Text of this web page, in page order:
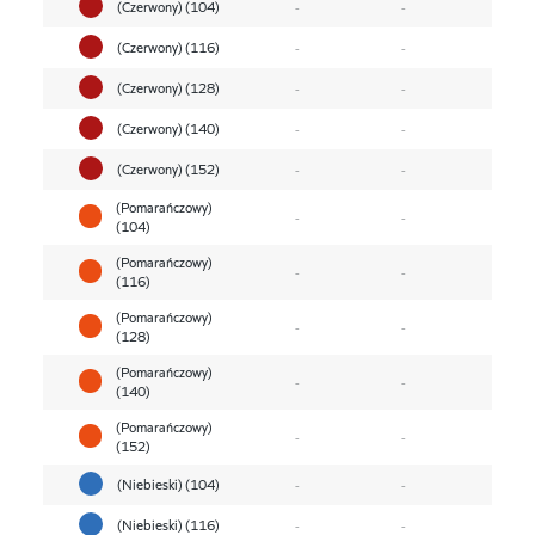
(Czerwony) (104) -
-
(Czerwony) (116)
-
-
(Czerwony) (128)
-
-
(Czerwony) (140)
-
-
(Czerwony) (152)
-
-
(Pomarańczowy)
(104)
- -
(Pomarańczowy)
(116)
- -
(Pomarańczowy)
(128)
- -
(Pomarańczowy)
(140)
- -
(Pomarańczowy)
(152)
- -
(Niebieski) (104) -
-
(Niebieski) (116)
- -